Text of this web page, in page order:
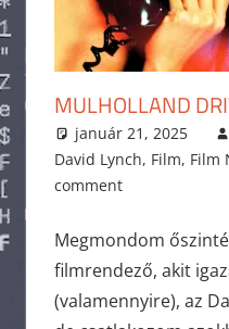
MULHOLLAND
január 21, 2025
David Lynch, Film, Film
comment
Megmondom
filmrendező, akit
(valamennyire), az